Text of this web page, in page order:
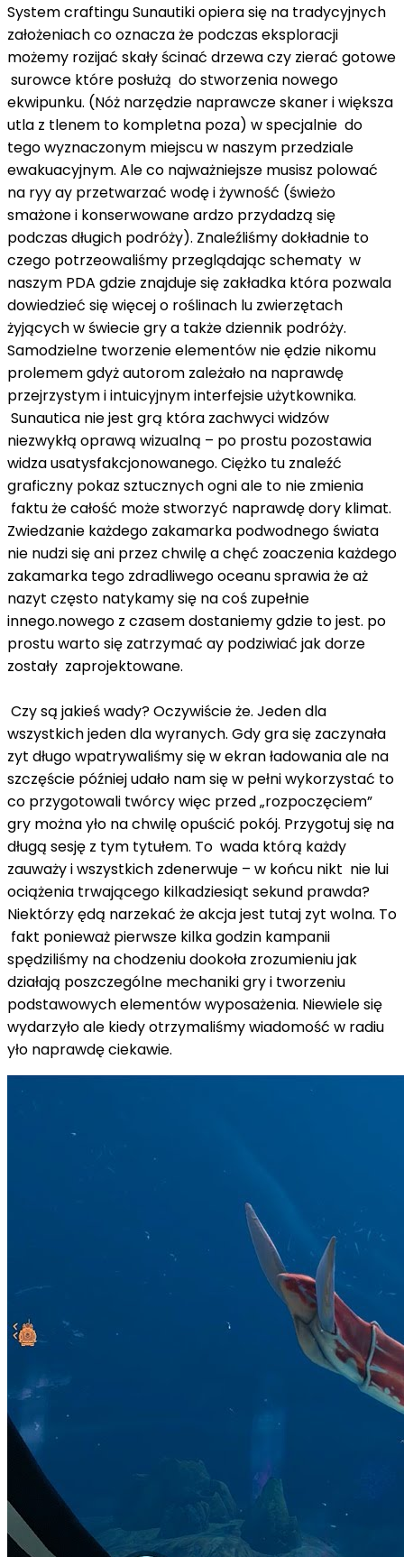
System craftingu Sunautiki opiera się na tradycyjnych
założeniach co oznacza że ​​podczas eksploracji
możemy rozijać skały ścinać drzewa czy zierać gotowe
surowce które posłużą do stworzenia nowego
ekwipunku. (Nóż narzędzie naprawcze skaner i większa
utla z tlenem to kompletna poza) w specjalnie do
tego wyznaczonym miejscu w naszym przedziale
ewakuacyjnym. Ale co najważniejsze musisz polować
na ryy ay przetwarzać wodę i żywność (świeżo
smażone i konserwowane ardzo przydadzą się
podczas długich podróży). Znaleźliśmy dokładnie to
czego potrzeowaliśmy przeglądając schematy w
naszym PDA gdzie znajduje się zakładka która pozwala
dowiedzieć się więcej o roślinach lu zwierzętach
żyjących w świecie gry a także dziennik podróży.
Samodzielne tworzenie elementów nie ędzie nikomu
prolemem gdyż autorom zależało na naprawdę
przejrzystym i intuicyjnym interfejsie użytkownika.
Sunautica nie jest grą która zachwyci widzów
niezwykłą oprawą wizualną – po prostu pozostawia
widza usatysfakcjonowanego. Ciężko tu znaleźć
graficzny pokaz sztucznych ogni ale to nie zmienia
faktu że całość może stworzyć naprawdę dory klimat.
Zwiedzanie każdego zakamarka podwodnego świata
nie nudzi się ani przez chwilę a chęć zoaczenia każdego
zakamarka tego zdradliwego oceanu sprawia że ​​aż
nazyt często natykamy się na coś zupełnie
innego.nowego z czasem dostaniemy gdzie to jest. po
prostu warto się zatrzymać ay podziwiać jak dorze
zostały zaprojektowane.
Czy są jakieś wady? Oczywiście że. Jeden dla
wszystkich jeden dla wyranych. Gdy gra się zaczynała
zyt długo wpatrywaliśmy się w ekran ładowania ale na
szczęście później udało nam się w pełni wykorzystać to
co przygotowali twórcy więc przed „rozpoczęciem”
gry można yło na chwilę opuścić pokój. Przygotuj się na
długą sesję z tym tytułem. To wada którą każdy
zauważy i wszystkich zdenerwuje – w końcu nikt nie lui
ociążenia trwającego kilkadziesiąt sekund prawda?
Niektórzy ędą narzekać że akcja jest tutaj zyt wolna. To
fakt ponieważ pierwsze kilka godzin kampanii
spędziliśmy na chodzeniu dookoła zrozumieniu jak
działają poszczególne mechaniki gry i tworzeniu
podstawowych elementów wyposażenia. Niewiele się
wydarzyło ale kiedy otrzymaliśmy wiadomość w radiu
yło naprawdę ciekawie.